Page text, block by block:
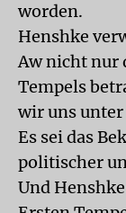
worden.
Henshke
Aw nicht nur
Tempels
wir uns
Es sei das
politischer
Und